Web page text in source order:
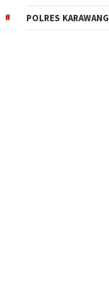
POLRES KARAWANG